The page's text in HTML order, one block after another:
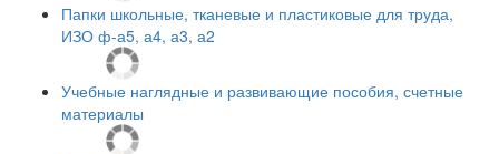
Папки школьные, тканевые и пластиковые для труда,
ИЗО ф-а5, а4, а3, а2
Учебные наглядные и развивающие пособия, счетные
материалы